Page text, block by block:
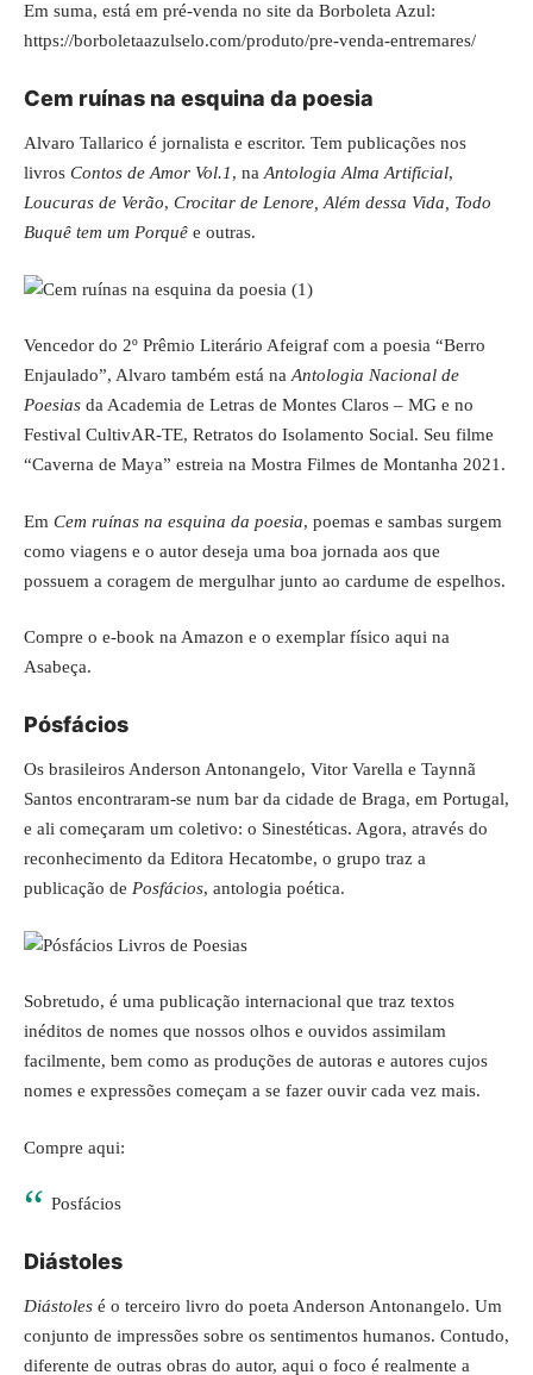
Em suma, está em pré-venda no site da Borboleta Azul:
https://borboletaazulselo.com/produto/pre-venda-entremares/
Cem ruínas na esquina da poesia
Alvaro Tallarico é jornalista e escritor. Tem publicações nos
livros Contos de Amor Vol.1, na Antologia Alma Artificial,
Loucuras de Verão, Crocitar de Lenore, Além dessa Vida, Todo
Buquê tem um Porquê e outras.
Vencedor do 2º Prêmio Literário Afeigraf com a poesia “Berro
Enjaulado”, Alvaro também está na Antologia Nacional de
Poesias da Academia de Letras de Montes Claros – MG e no
Festival CultivAR-TE, Retratos do Isolamento Social. Seu filme
“Caverna de Maya” estreia na Mostra Filmes de Montanha 2021.
Em Cem ruínas na esquina da poesia, poemas e sambas surgem
como viagens e o autor deseja uma boa jornada aos que
possuem a coragem de mergulhar junto ao cardume de espelhos.
Compre o e-book na Amazon e o exemplar físico aqui na
Asabeça.
Pósfácios
Os brasileiros Anderson Antonangelo, Vitor Varella e Taynnã
Santos encontraram-se num bar da cidade de Braga, em Portugal,
e ali começaram um coletivo: o Sinestéticas. Agora, através do
reconhecimento da Editora Hecatombe, o grupo traz a
publicação de Posfácios, antologia poética.
Sobretudo, é uma publicação internacional que traz textos
inéditos de nomes que nossos olhos e ouvidos assimilam
facilmente, bem como as produções de autoras e autores cujos
nomes e expressões começam a se fazer ouvir cada vez mais.
Compre aqui:
Posfácios
Diástoles
Diástoles é o terceiro livro do poeta Anderson Antonangelo. Um
conjunto de impressões sobre os sentimentos humanos. Contudo,
diferente de outras obras do autor, aqui o foco é realmente a